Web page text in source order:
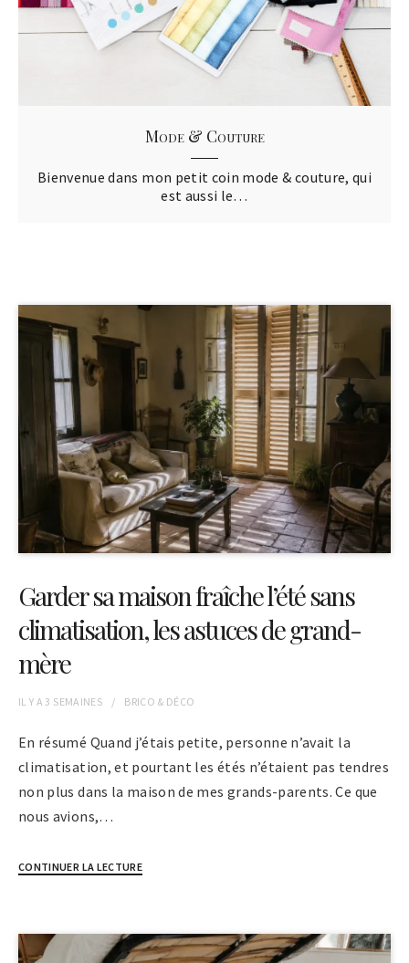
Mode & Couture
Bienvenue dans mon petit coin mode & couture, qui
est aussi le…
Garder sa maison fraîche l’été sans
climatisation, les astuces de grand-
mère
IL Y A3 SEMAINES BRICO & DÉCO
En résumé Quand j’étais petite, personne n’avait la
climatisation, et pourtant les étés n’étaient pas tendres
non plus dans la maison de mes grands-parents. Ce que
nous avions,…
CONTINUER LA LECTURE